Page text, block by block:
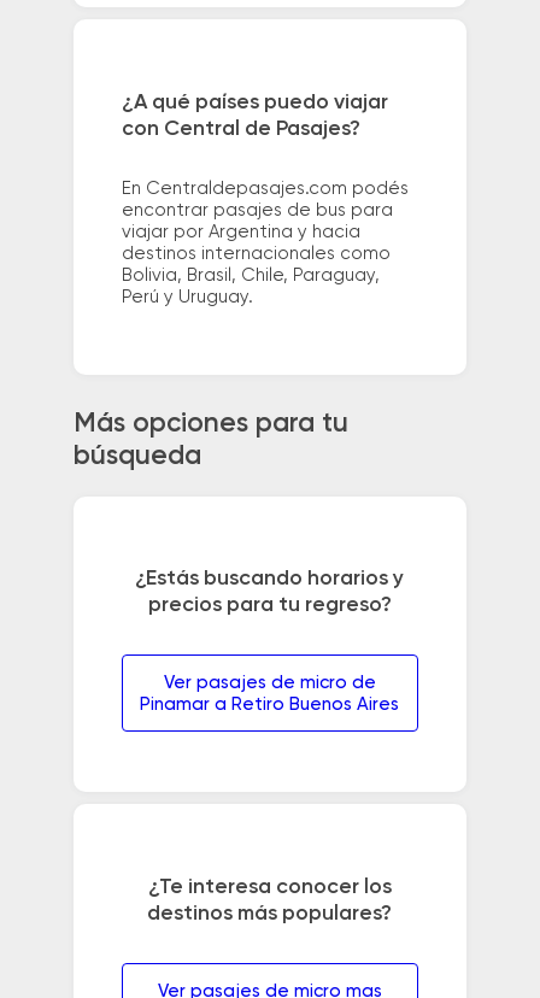
¿A qué países puedo viajar
con Central de Pasajes?
En Centraldepasajes.com podés
encontrar pasajes de bus para
viajar por Argentina y hacia
destinos internacionales como
Bolivia, Brasil, Chile, Paraguay,
Perú y Uruguay.
Más opciones para tu
búsqueda
¿Estás buscando horarios y
precios para tu regreso?
Ver pasajes de micro de
Pinamar a Retiro Buenos Aires
¿Te interesa conocer los
destinos más populares?
Ver pasajes de micro mas